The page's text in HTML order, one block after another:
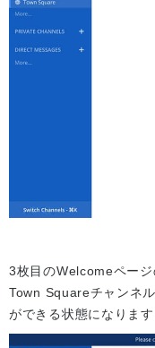
3枚目のWelcomeページ
Town Squareチャンネ
ができる状態になります